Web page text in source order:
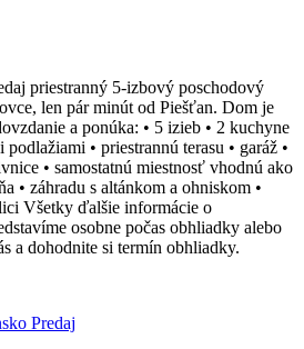
priestranný 5-izbový poschodový
len pár minút od Piešťan. Dom je
a ponúka: • 5 izieb • 2 kuchyne
• priestrannú terasu • garáž •
• samostatnú miestnosť vhodnú ako
• záhradu s altánkom a ohniskom •
Všetky ďalšie informácie o
osobne počas obhliadky alebo
a dohodnite si termín obhliadky.
Predaj